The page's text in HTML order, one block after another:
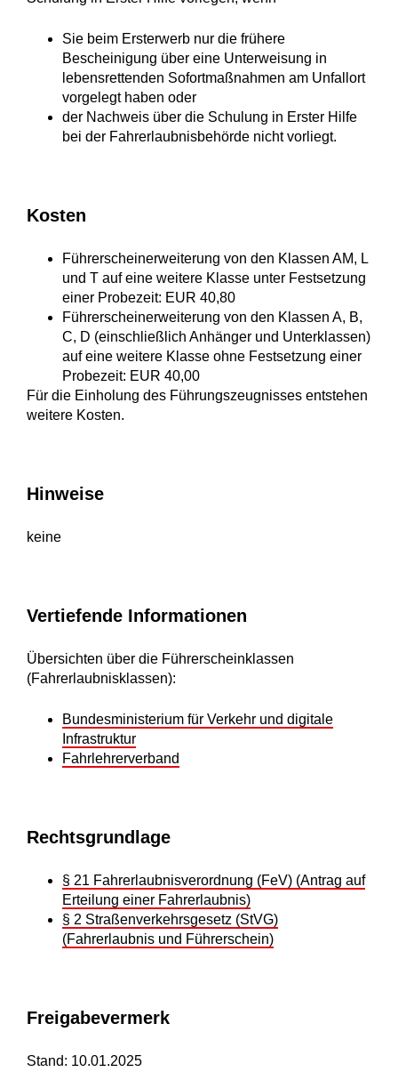
Sie beim Ersterwerb nur die frühere
Bescheinigung über eine Unterweisung in
lebensrettenden Sofortmaßnahmen am Unfallort
vorgelegt haben oder
der Nachweis über die Schulung in Erster Hilfe
bei der Fahrerlaubnisbehörde nicht vorliegt.
Kosten
Führerscheinerweiterung von den Klassen AM, L
und T auf eine weitere Klasse unter Festsetzung
einer Probezeit: EUR 40,80
Führerscheinerweiterung von den Klassen A, B,
C, D (einschließlich Anhänger und Unterklassen)
auf eine weitere Klasse ohne Festsetzung einer
Probezeit: EUR 40,00
Für die Einholung des Führungszeugnisses entstehen
weitere Kosten.
Hinweise
keine
Vertiefende Informationen
Übersichten über die Führerscheinklassen
(Fahrerlaubnisklassen):
Bundesministerium für Verkehr und digitale
Infrastruktur
Fahrlehrerverband
Rechtsgrundlage
§ 21 Fahrerlaubnisverordnung (FeV) (Antrag auf
Erteilung einer Fahrerlaubnis)
§ 2 Straßenverkehrsgesetz (StVG)
(Fahrerlaubnis und Führerschein)
Freigabevermerk
Stand: 10.01.2025